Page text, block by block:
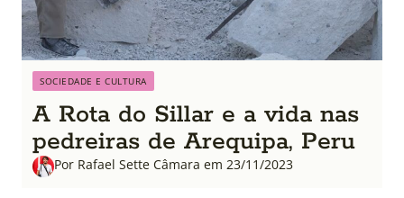
SOCIEDADE E CULTURA
A Rota do Sillar e a vida nas
pedreiras de Arequipa, Peru
Por Rafael Sette Câmara em 23/11/2023